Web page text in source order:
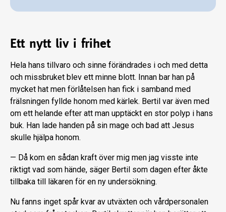
Ett nytt liv i frihet
Hela hans tillvaro och sinne förändrades i och med detta
och missbruket blev ett min­ne blott. Innan bar han på
mycket hat men förlåtelsen han fick i samband med
frälsning­en fyllde honom med kärlek. Bertil var även med
om ett helande efter att man upptäckt en stor polyp i hans
buk. Han lade handen på sin mage och bad att Jesus
skulle hjälpa honom.
— Då kom en sådan kraft över mig men jag visste inte
riktigt vad som hände, säger Bertil som dagen efter åkte
tillbaka till läkaren för en ny undersökning.
Nu fanns inget spår kvar av utväxten och vårdpersonalen